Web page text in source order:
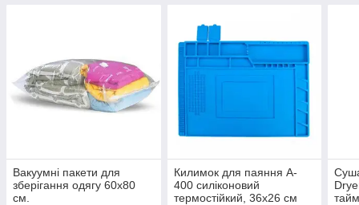
Вакуумні пакети для
зберігання одягу 60х80
см.
Килимок для паяння A-
400 силіконовий
термостійкий, 36x26 см